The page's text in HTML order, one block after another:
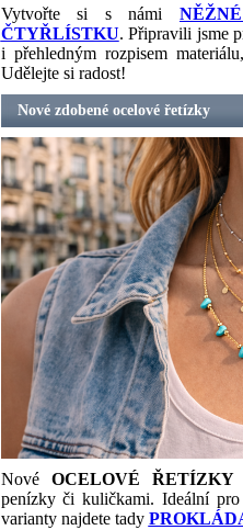
Vytvořte si s námi
ČTYŘLÍSTKU. Připravili jsme
i přehledným rozpisem
Udělejte si radost!
Nové zdobené ocelové řetízky
Nové OCELOVÉ
penízky či kuličkami. Ideální
varianty najdete tady